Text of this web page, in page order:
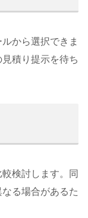
から選択できま
積り提示を待ち
検討します。同
る場合があるた